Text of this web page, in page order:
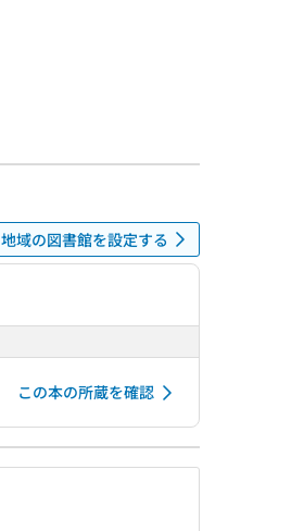
地域の図書館を設定する
この本の所蔵を確認